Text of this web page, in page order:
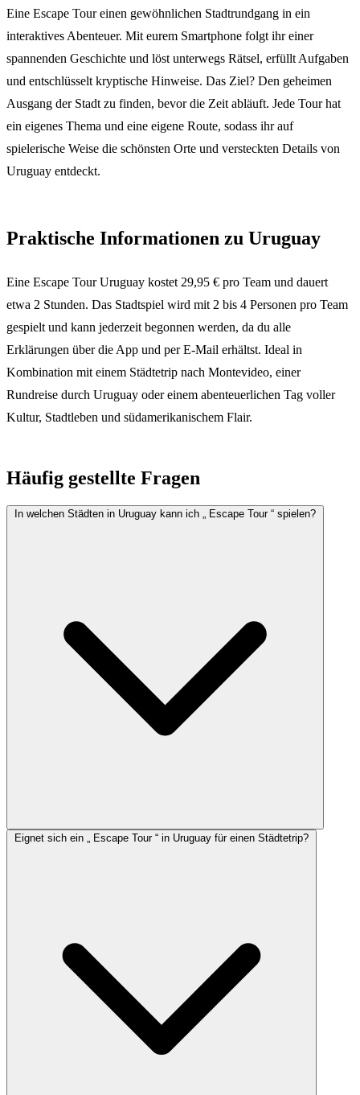
Eine Escape Tour einen gewöhnlichen Stadtrundgang in ein
interaktives Abenteuer. Mit eurem Smartphone folgt ihr einer
spannenden Geschichte und löst unterwegs Rätsel, erfüllt Aufgaben
und entschlüsselt kryptische Hinweise. Das Ziel? Den geheimen
Ausgang der Stadt zu finden, bevor die Zeit abläuft. Jede Tour hat
ein eigenes Thema und eine eigene Route, sodass ihr auf
spielerische Weise die schönsten Orte und versteckten Details von
Uruguay entdeckt.
Praktische Informationen zu Uruguay
Eine Escape Tour Uruguay kostet 29,95 € pro Team und dauert
etwa 2 Stunden. Das Stadtspiel wird mit 2 bis 4 Personen pro Team
gespielt und kann jederzeit begonnen werden, da du alle
Erklärungen über die App und per E-Mail erhältst. Ideal in
Kombination mit einem Städtetrip nach Montevideo, einer
Rundreise durch Uruguay oder einem abenteuerlichen Tag voller
Kultur, Stadtleben und südamerikanischem Flair.
Häufig gestellte Fragen
In welchen Städten in Uruguay kann ich „ Escape Tour “ spielen?
Eignet sich ein „ Escape Tour “ in Uruguay für einen Städtetrip?